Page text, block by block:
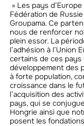
» Les pays
Fédération de
Groupama. Ce
nous de renforcer
plein essor. La
l’adhésion à l’Union
certains de ces
développement des
à forte population,
croissance dans le
l’acquisition des
pays, qui se
Hongrie ainsi que
posent les